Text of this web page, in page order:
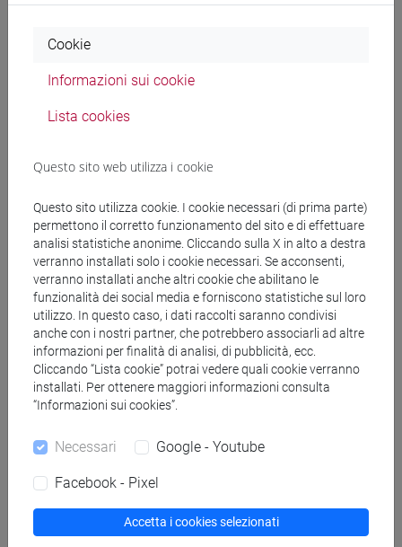
Materiali didattici
Corsi di studio e percorsi
[LM3] LINGUE E LETTERATURE EUROPEE,
AMERICANE E POSTCOLONIALI - Laurea
magistrale (DM270)
letterature e culture/master europeén en etudes
françaises et francophones
Mutua da
[LMF05L]
Cookie
Informazioni sui cookie
Lista cookies
Questo sito web utilizza i cookie
Questo sito utilizza cookie. I cookie necessari (di prima parte)
permettono il corretto funzionamento del sito e di effettuare
analisi statistiche anonime. Cliccando sulla X in alto a destra
verranno installati solo i cookie necessari. Se acconsenti,
verranno installati anche altri cookie che abilitano le
funzionalità dei social media e forniscono statistiche sul loro
utilizzo. In questo caso, i dati raccolti saranno condivisi
anche con i nostri partner, che potrebbero associarli ad altre
informazioni per finalità di analisi, di pubblicità, ecc.
Cliccando “Lista cookie” potrai vedere quali cookie verranno
installati. Per ottenere maggiori informazioni consulta
“Informazioni sui cookies”.
Necessari Google - Youtube
Facebook - Pixel
Accetta i cookies selezionati